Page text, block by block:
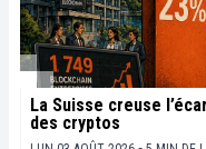
La Suisse creuse
des cryptos